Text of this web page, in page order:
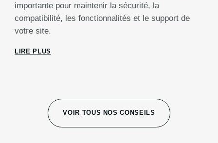
importante pour maintenir la sécurité, la
compatibilité, les fonctionnalités et le support de
votre site.
LIRE PLUS
VOIR TOUS NOS CONSEILS